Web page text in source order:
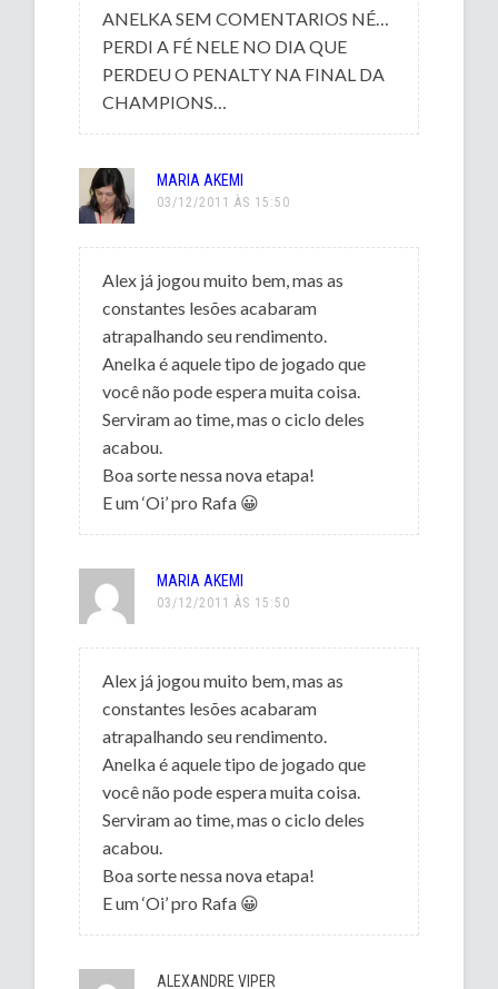
ANELKA SEM COMENTARIOS NÉ…
PERDI A FÉ NELE NO DIA QUE
PERDEU O PENALTY NA FINAL DA
CHAMPIONS…
MARIA AKEMI
03/12/2011 ÀS 15:50
Alex já jogou muito bem, mas as
constantes lesões acabaram
atrapalhando seu rendimento.
Anelka é aquele tipo de jogado que
você não pode espera muita coisa.
Serviram ao time, mas o ciclo deles
acabou.
Boa sorte nessa nova etapa!
E um ‘Oi’ pro Rafa 😀
MARIA AKEMI
03/12/2011 ÀS 15:50
Alex já jogou muito bem, mas as
constantes lesões acabaram
atrapalhando seu rendimento.
Anelka é aquele tipo de jogado que
você não pode espera muita coisa.
Serviram ao time, mas o ciclo deles
acabou.
Boa sorte nessa nova etapa!
E um ‘Oi’ pro Rafa 😀
ALEXANDRE VIPER